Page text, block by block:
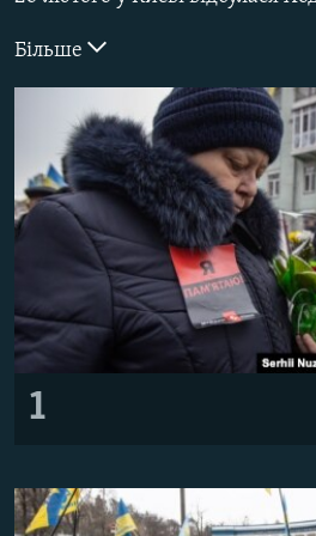
УКРАЇНСЬКА ПРОБЛЕМА КРИМУ
ІНФОГРАФІКА
Русский
Qırımtatar
ДОЛУЧАЙСЯ!
Усі сайти RFE/RL
Більше
1